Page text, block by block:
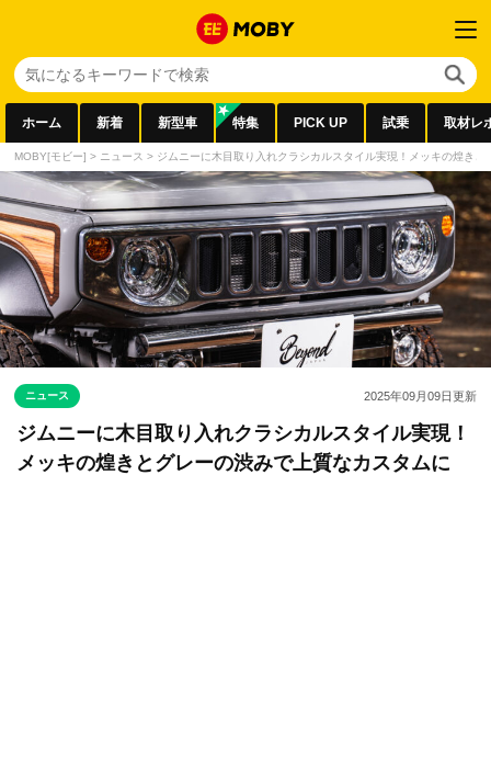
ホーム 新着 新型車 特集 PICK UP 試乗 取材レ
MOBY[モビー] > ニュース > ジムニーに木目取り入れクラシカルスタイル実現！メッキの煌き
ニュース 2025年09月09日更新
ジムニーに木目取り入れクラシカルスタイル実現！
メッキの煌きとグレーの渋みで上質なカスタムに